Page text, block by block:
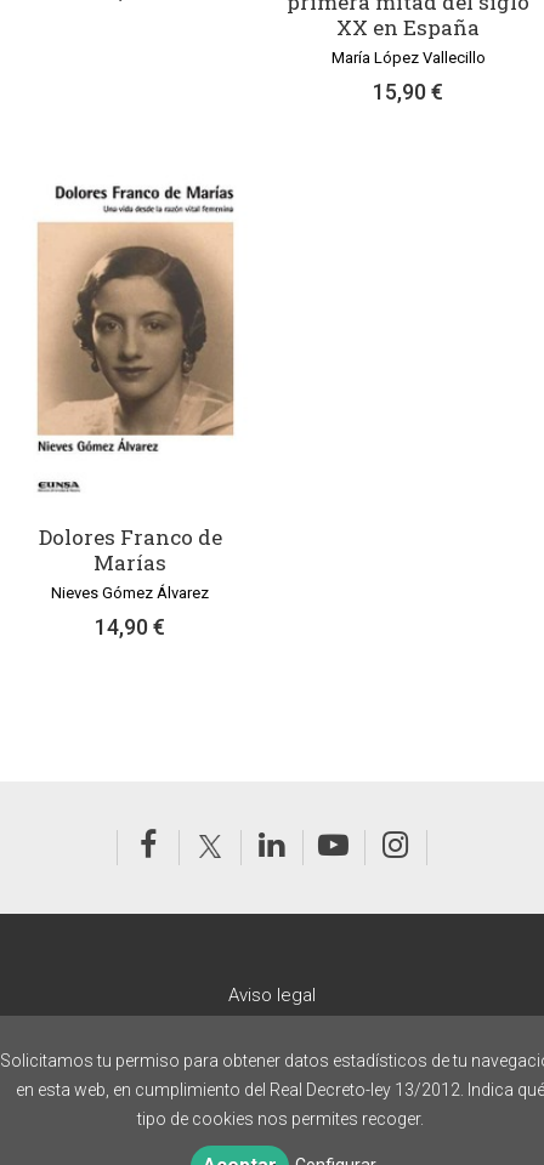
XX en España
María López Vallecillo
15,90 €
Dolores Franco de
Marías
Nieves Gómez Álvarez
14,90 €
Aviso legal
Política de privacidad
Política editorial
FAQs
Solicitamos tu permiso para obtener datos estadísticos de tu
en esta web, en cumplimiento del Real Decreto-ley 13/2012. Indica qué
tipo de cookies nos permites recoger.